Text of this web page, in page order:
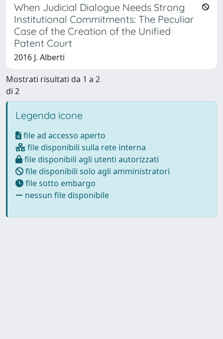
When Judicial Dialogue Needs Strong
Institutional Commitments: The Peculiar
Case of the Creation of the Unified
Patent Court
2016 J. Alberti
Mostrati risultati da 1 a 2
di 2
Legenda icone
file ad accesso aperto
file disponibili sulla rete interna
file disponibili agli utenti autorizzati
file disponibili solo agli amministratori
file sotto embargo
nessun file disponibile